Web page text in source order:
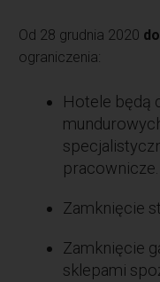
Od 28 grudnia 2020
ograniczenia:
Hotele będą
pracownicze.
Zamknięcie
Zamknięcie
sklepami